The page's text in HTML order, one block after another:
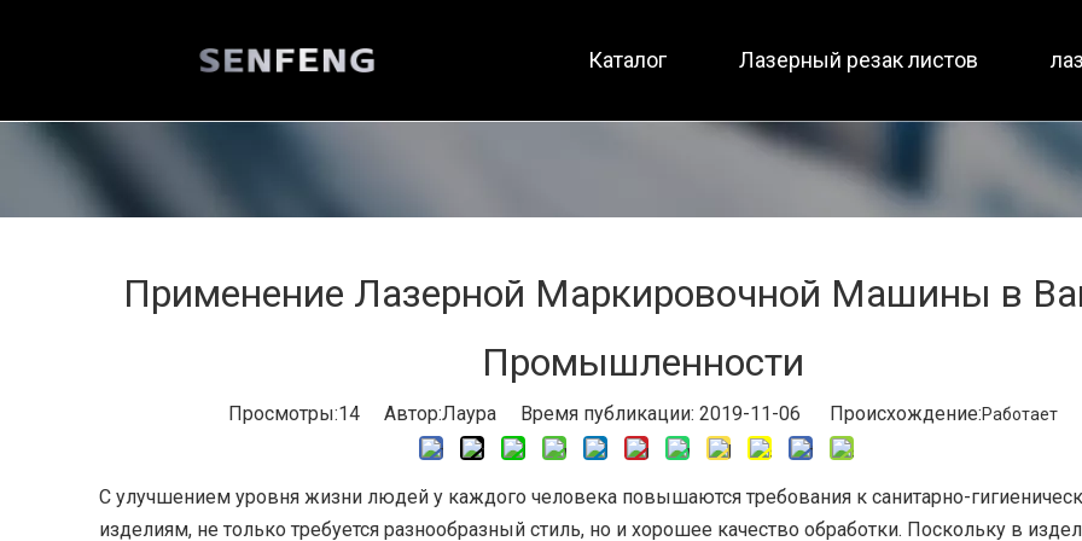
Каталог Лазерный резак листов
Применение Лазерной Маркировочной Машины в
Промышленности
Просмотры:14Автор:Лаура Время публикации: 2019-11-06 Происхождение:Работает
С улучшением уровня жизни людей у ​​каждого человека повышаются требования к санитарно-
изделиям, не только требуется разнообразный стиль, но и хорошее качество обработки. Поскольку в